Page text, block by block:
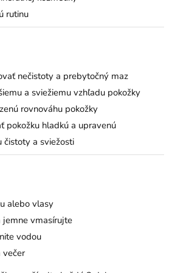
rutinu
nečistoty a prebytočný maz
a sviežiemu vzhľadu pokožky
rovnováhu pokožky
pokožku hladkú a upravenú
čistoty a sviežosti
alebo vlasy
vmasírujte
vodou
večer